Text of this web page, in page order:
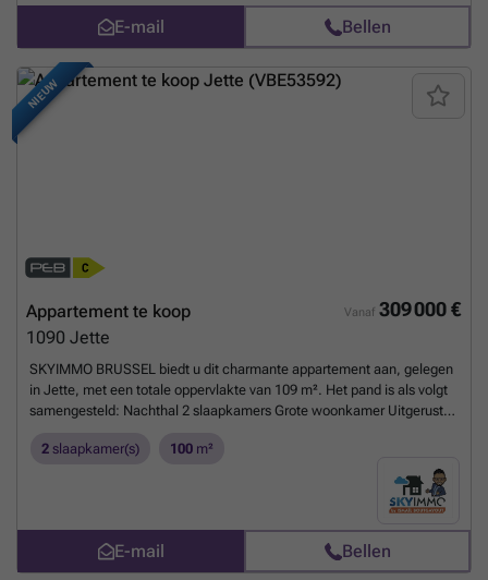
beglazing, kelder, wasruimte, balansventilatie (systeem D) en
meerdere parkeerplaatsen die in het gebouw te huur zijn.Meer
weten?
E-mail Bellen
NIEUW
Vanaf 309 000 €
Appartement te koop
1090 Jette
SKYIMMO BRUSSEL biedt u dit charmante appartement aan, gelegen
in Jette, met een totale oppervlakte van 109 m². Het pand is als volgt
samengesteld: Nachthal 2 slaapkamers Grote woonkamer Uitgeruste
Verwarming: verwarming op gas Elektriciteit: conform Ramen: PVC
dubbele beglazing Vloerbekleding: parket en tegels EPC: C+ Specifiek
primair energieverbruik: 101 kWh/m².jaar – Totaal energieverbruik:
10.933 kWh/jaar Nummer EPC-certificaat: 202005070000567911011
Kadastraal inkomen: in afwachting van ontvangst Met een totale
oppervlakte van 109 m² beschikt dit ruime appartement over 2 zeer
lichtrijke slaapkamers, die elk baden in natuurlijk licht dankzij de grote
2 slaapkamer(s) 100 m²
E-mail Bellen